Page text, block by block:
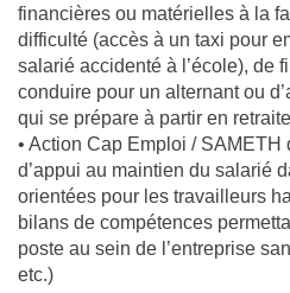
financières ou matérielles à la
difficulté (accès à un taxi pour
salarié accidenté à l’école), de
conduire pour un alternant ou
qui se prépare à partir en
• Action Cap Emploi /
d’appui au maintien du salarié
orientées pour les travailleurs
bilans de compétences
poste au sein de l’entreprise
etc.)